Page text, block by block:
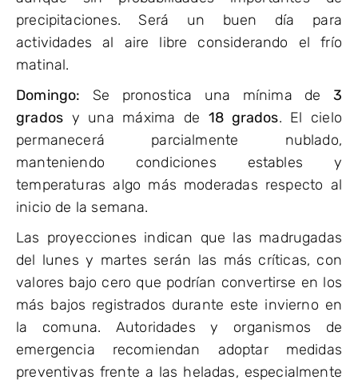
precipitaciones. Será un buen día para
actividades al aire libre considerando el frío
matinal.
Domingo: Se pronostica una mínima de 3
grados y una máxima de 18 grados. El cielo
permanecerá parcialmente nublado,
manteniendo condiciones estables y
temperaturas algo más moderadas respecto al
inicio de la semana.
Las proyecciones indican que las madrugadas
del lunes y martes serán las más críticas, con
valores bajo cero que podrían convertirse en los
más bajos registrados durante este invierno en
la comuna. Autoridades y organismos de
emergencia recomiendan adoptar medidas
preventivas frente a las heladas, especialmente